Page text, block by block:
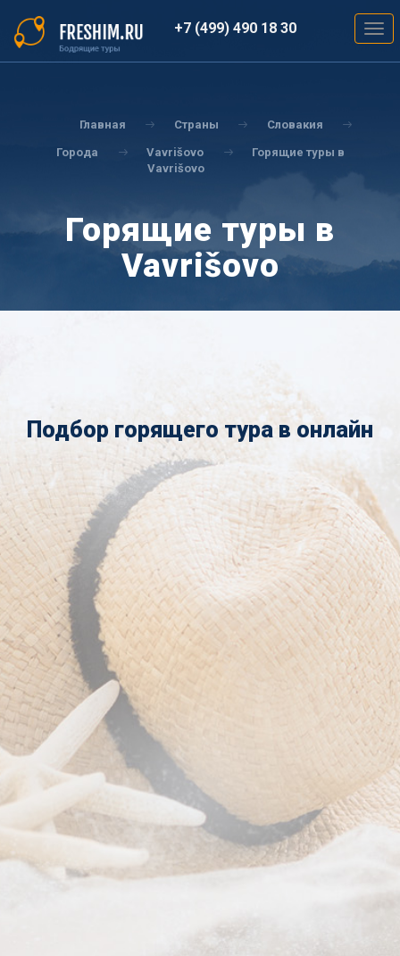
основному
содержанию
+7 (499) 490 18 30
Главная Страны Словакия
Города Vavrišovo
Горящие туры в
Vavrišovo
Горящие туры в
Vavrišovo
Подбор горящего тура в онлайн